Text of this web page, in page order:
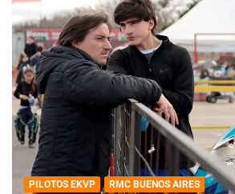
PILOTOS EKVP RMC BUENOS AIRES